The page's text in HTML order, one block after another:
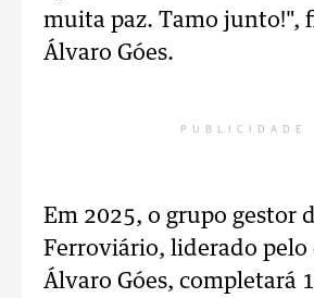
muita paz. Tamo junto!",
Álvaro Góes.
PUBLICIDADE
Em 2025, o grupo gestor
Ferroviário, liderado pelo
Álvaro Góes, completará